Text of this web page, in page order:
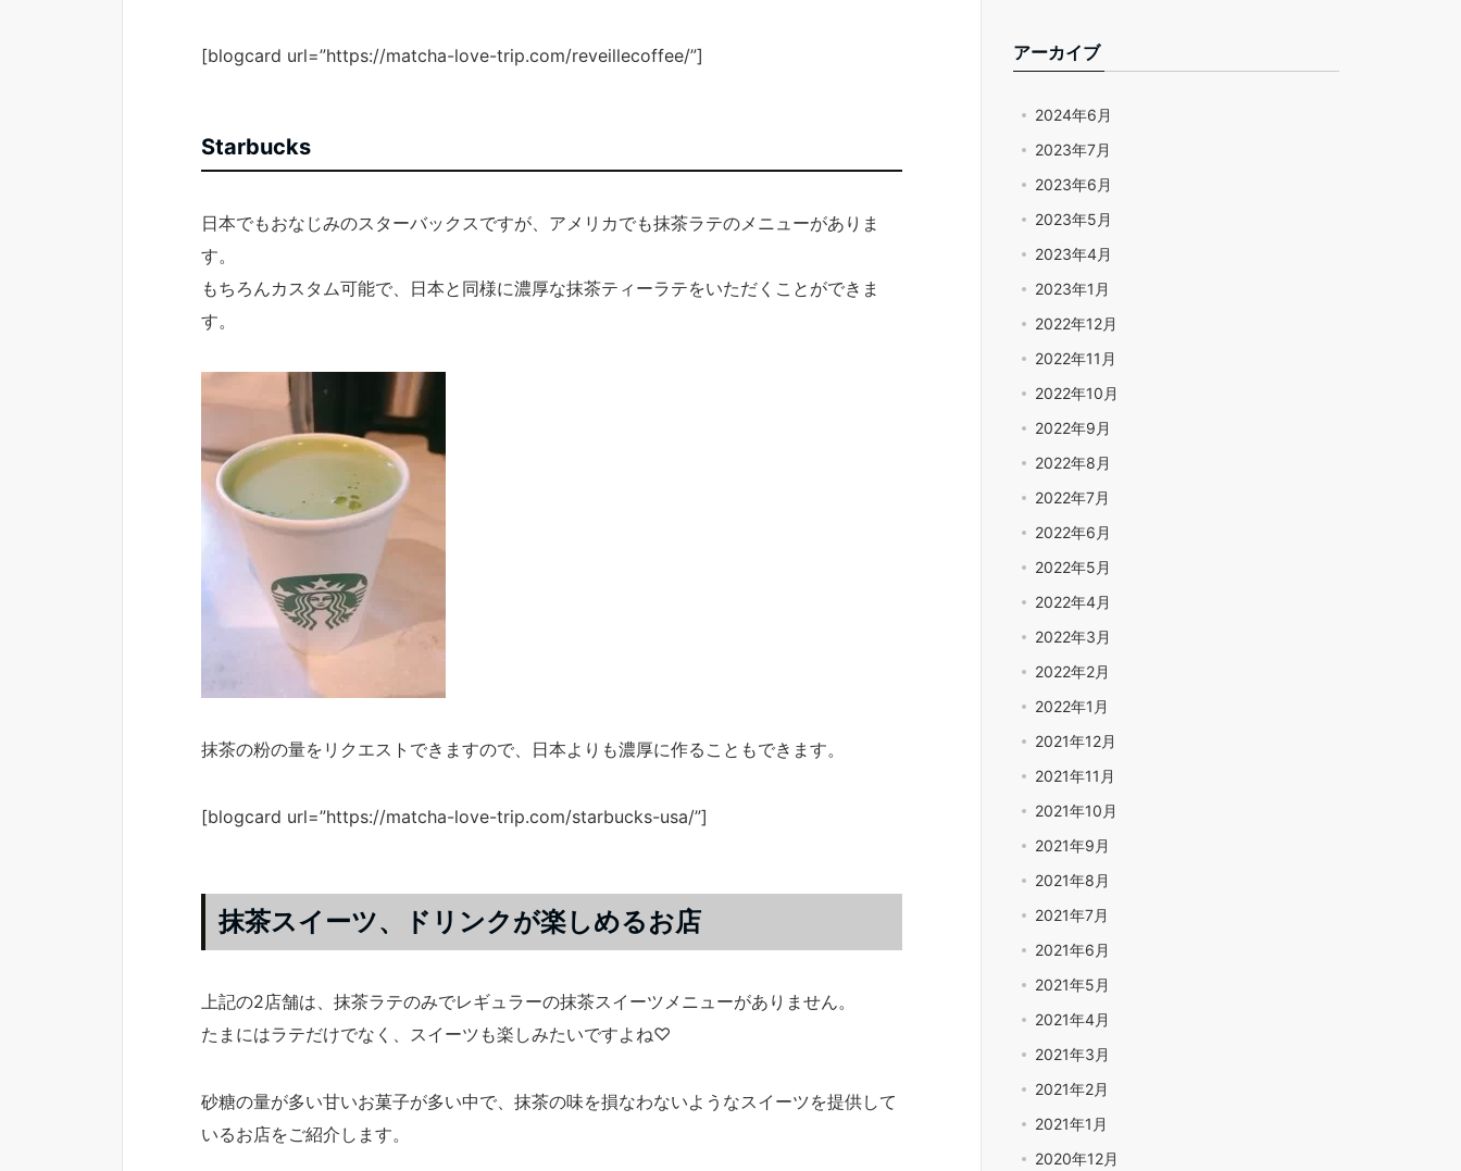
[blogcard url=”https://matcha-love-trip.com/reveillecoffee/”]
Starbucks
日本でもおなじみのスターバックスですが、アメリカでも抹茶ラテのメニューがありま
す。
もちろんカスタム可能で、日本と同様に濃厚な抹茶ティーラテをいただくことができま
す。
抹茶の粉の量をリクエストできますので、日本よりも濃厚に作ることもできます。
[blogcard url=”https://matcha-love-trip.com/starbucks-usa/”]
抹茶スイーツ、ドリンクが楽しめるお店
上記の2店舗は、抹茶ラテのみでレギュラーの抹茶スイーツメニューがありません。
たまにはラテだけでなく、スイーツも楽しみたいですよね♡
砂糖の量が多い甘いお菓子が多い中で、抹茶の味を損なわないようなスイーツを提供して
いるお店をご紹介します。
アーカイブ
2024年6月
2023年7月
2023年6月
2023年5月
2023年4月
2023年1月
2022年12月
2022年11月
2022年10月
2022年9月
2022年8月
2022年7月
2022年6月
2022年5月
2022年4月
2022年3月
2022年2月
2022年1月
2021年12月
2021年11月
2021年10月
2021年9月
2021年8月
2021年7月
2021年6月
2021年5月
2021年4月
2021年3月
2021年2月
2021年1月
2020年12月